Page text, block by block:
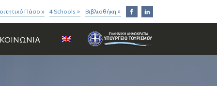
Πάσο » 4 Schools » Βιβλιοθήκη »